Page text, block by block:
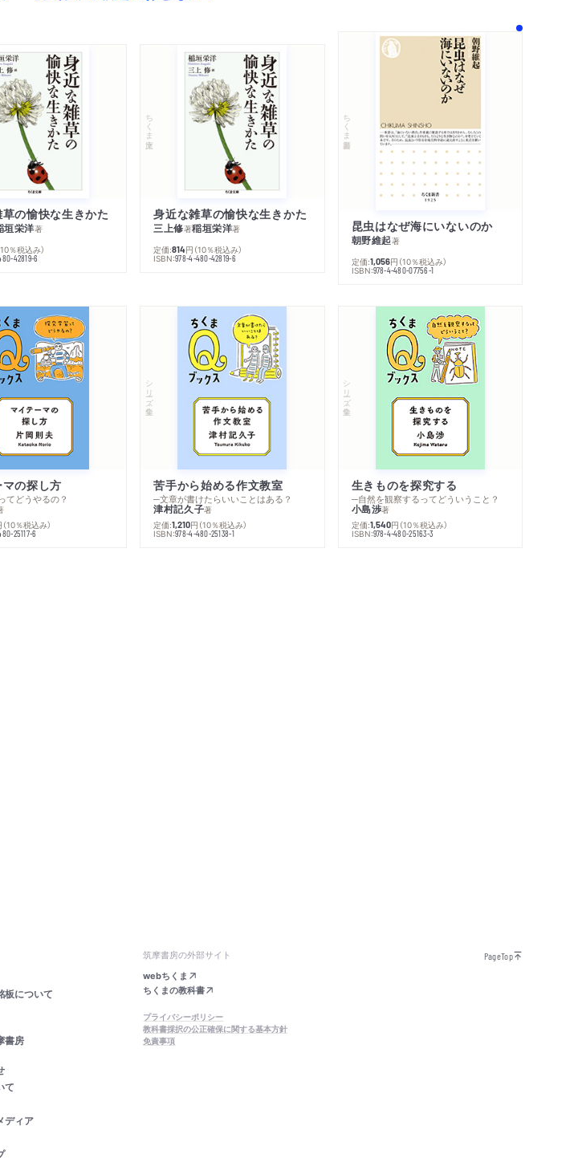
の愉快な生きかた
垣栄洋著
10％税込み）
42819-6
ちくま文庫
身近な雑草の愉快な生きかた
三上修著稲垣栄洋著
定価:814円 （10％税込み）
ISBN:978-4-480-42819-6
ちくま新書
昆虫はなぜ海にいないのか
朝野維起著
定価:1,056円 （10％税込み）
ISBN:978-4-480-07756-1
の探し方
てどうやるの？
（10％税込み）
25117-6
シリーズ・全集
苦手から始める作文教室
─文章が書けたらいいことはある？
津村記久子著
定価:1,210円 （10％税込み）
ISBN:978-4-480-25138-1
シリーズ・全集
生きものを探究する
─自然を観察するってどういうこと？
小島渉著
定価:1,540円 （10％税込み）
ISBN:978-4-480-25163-3
板について
書房
て
ディア
筑摩書房の外部サイト
webちくま
ちくまの教科書
プライバシーポリシー
教科書採択の公正確保に関する基本方針
免責事項
PageTop